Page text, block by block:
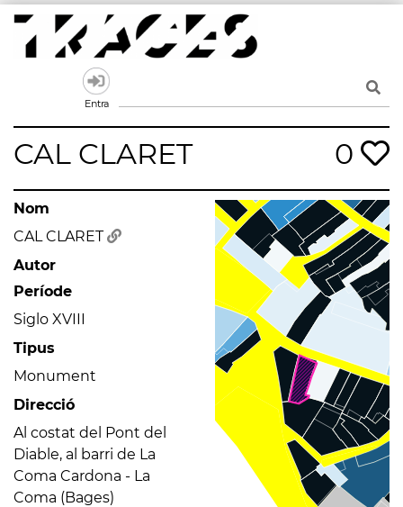
Skip
content
Un mapa de la memòria obert a tothom
Entra
CAL CLARET 0
Nom
CAL CLARET
Autor
Període
Siglo XVIII
Tipus
Monument
Direcció
Al costat del Pont del
Diable, al barri de La
Coma Cardona - La
Coma (Bages)